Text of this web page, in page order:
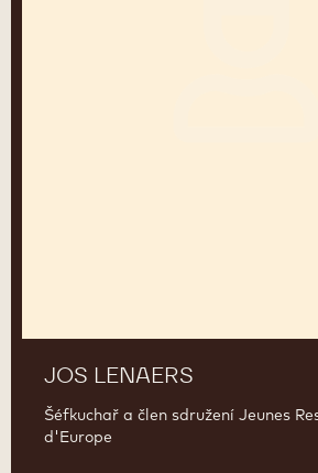
JOS LENAERS
Šéfkuchař a člen sdružení Jeunes
d'Europe